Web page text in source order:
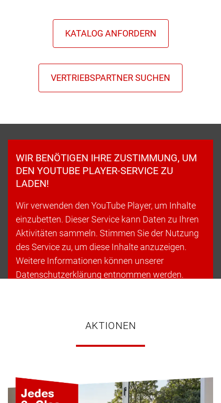
WIR BENÖTIGEN IHRE ZUSTIMMUNG, UM
DEN YOUTUBE PLAYER-SERVICE ZU
LADEN!
Wir verwenden den YouTube Player, um Inhalte
einzubetten. Dieser Service kann Daten zu Ihren
Aktivitäten sammeln. Stimmen Sie der Nutzung
des Service zu, um diese Inhalte anzuzeigen.
Weitere Informationen können unserer
Datenschutzerklärung entnommen werden.
AKTIONEN